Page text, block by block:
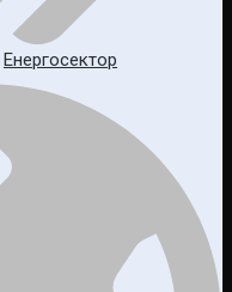
Енергосектор